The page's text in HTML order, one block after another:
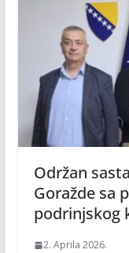
Održan
Goražde sa
podrinjskog
2. Aprila 2026.